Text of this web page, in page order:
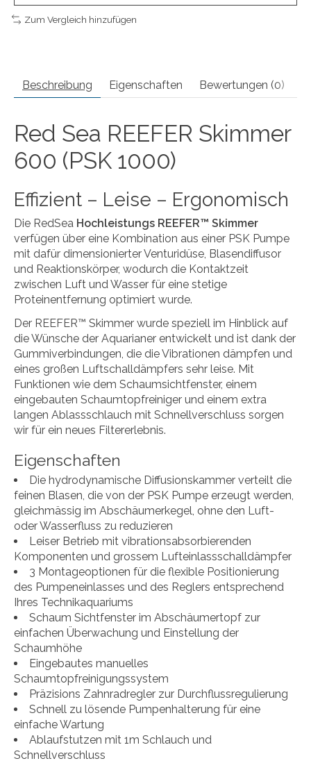
Zum Vergleich hinzufügen
Beschreibung Eigenschaften Bewertungen (0)
Red Sea REEFER Skimmer
600 (PSK 1000)
Effizient – Leise – Ergonomisch
Die RedSea Hochleistungs REEFER™ Skimmer
verfügen über eine Kombination aus einer PSK Pumpe
mit dafür dimensionierter Venturidüse, Blasendiffusor
und Reaktionskörper, wodurch die Kontaktzeit
zwischen Luft und Wasser für eine stetige
Proteinentfernung optimiert wurde.
Der REEFER™ Skimmer wurde speziell im Hinblick auf
die Wünsche der Aquarianer entwickelt und ist dank der
Gummiverbindungen, die die Vibrationen dämpfen und
eines großen Luftschalldämpfers sehr leise. Mit
Funktionen wie dem Schaumsichtfenster, einem
eingebauten Schaumtopfreiniger und einem extra
langen Ablassschlauch mit Schnellverschluss sorgen
wir für ein neues Filtererlebnis.
Eigenschaften
Die hydrodynamische Diffusionskammer verteilt die
feinen Blasen, die von der PSK Pumpe erzeugt werden,
gleichmässig im Abschäumerkegel, ohne den Luft-
oder Wasserfluss zu reduzieren
Leiser Betrieb mit vibrationsabsorbierenden
Komponenten und grossem Lufteinlassschalldämpfer
3 Montageoptionen für die flexible Positionierung
des Pumpeneinlasses und des Reglers entsprechend
Ihres Technikaquariums
Schaum Sichtfenster im Abschäumertopf zur
einfachen Überwachung und Einstellung der
Schaumhöhe
Eingebautes manuelles
Schaumtopfreinigungssystem
Präzisions Zahnradregler zur Durchflussregulierung
Schnell zu lösende Pumpenhalterung für eine
einfache Wartung
Ablaufstutzen mit 1m Schlauch und
Schnellverschluss